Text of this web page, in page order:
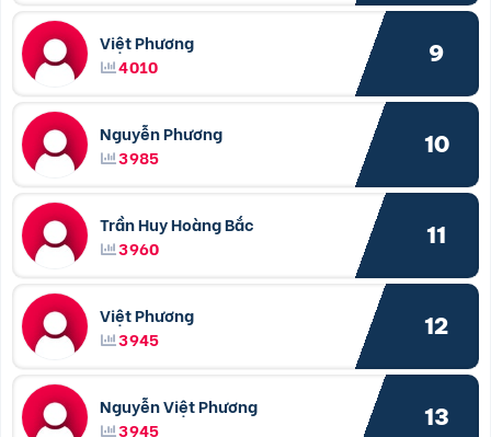
Việt Phương
4010
9
Nguyễn Phương
3985
10
Trần Huy Hoàng Bắc
3960
11
Việt Phương
3945
12
Nguyễn Việt Phương
3945
13